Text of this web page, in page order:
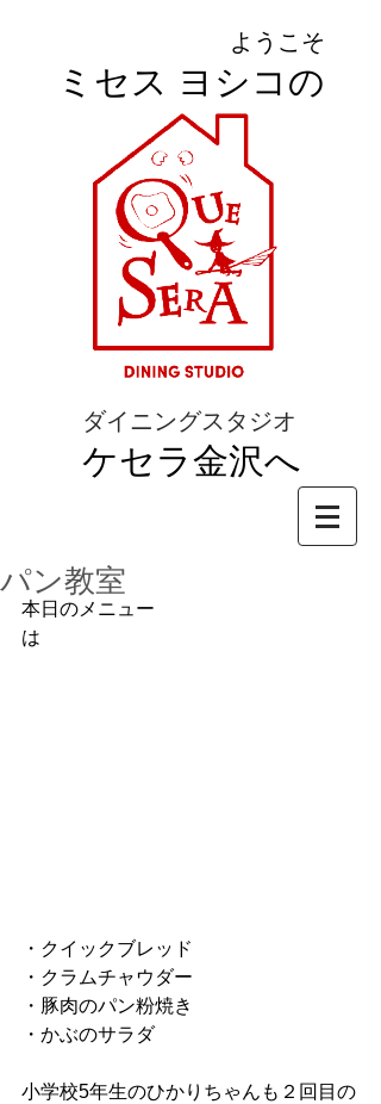
ようこそ
ミセス ヨシコの
ダイニングスタジオ
ケセラ金沢へ
パン教室
本日のメニュー
は
・クイックブレッド
・クラムチャウダー
・豚肉のパン粉焼き
・かぶのサラダ
小学校5年生のひかりちゃんも２回目の